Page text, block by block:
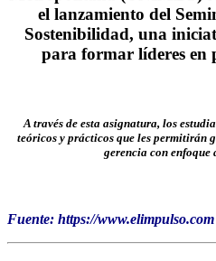
el lanzamiento del
Sostenibilidad, una
para formar líderes en
A través de esta asignatura, los
teóricos y prácticos que les permitirán
gerencia con enfoque
Fuente: https://www.elimpulso.com